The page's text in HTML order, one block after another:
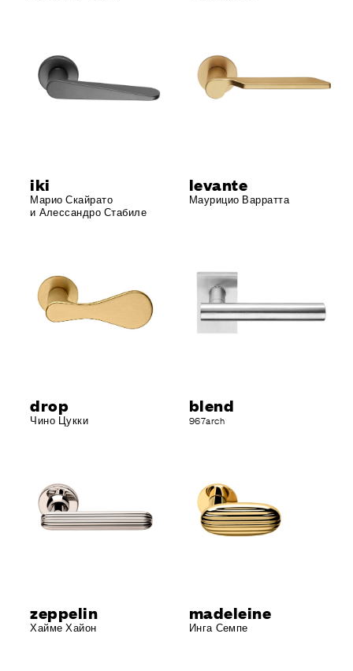
iki
Марио Скайрато
и Алессандро Стабиле
levante
Маурицио Варратта
drop
Чино Цукки
blend
967arch
zeppelin
Хайме Хайон
madeleine
Инга Семпе